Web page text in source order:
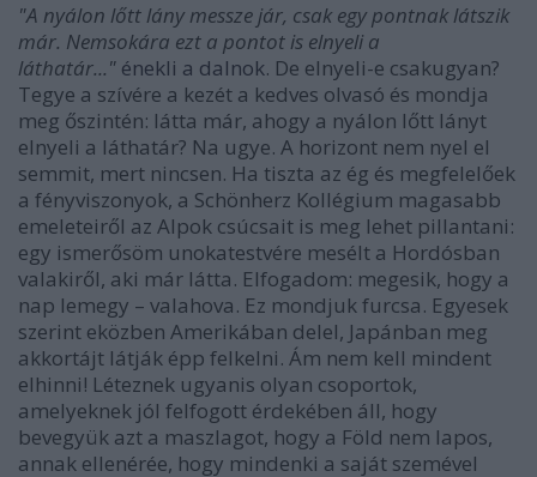
"A nyálon lőtt lány messze jár, csak egy pontnak látszik
már. Nemsokára ezt a pontot is elnyeli a
láthatár..." énekli a dalnok. De elnyeli-e csakugyan?
Tegye a szívére a kezét a kedves olvasó és mondja
meg őszintén: látta már, ahogy a nyálon lőtt lányt
elnyeli a láthatár? Na ugye. A horizont nem nyel el
semmit, mert nincsen. Ha tiszta az ég és megfelelőek
a fényviszonyok, a Schönherz Kollégium magasabb
emeleteiről az Alpok csúcsait is meg lehet pillantani:
egy ismerősöm unokatestvére mesélt a Hordósban
valakiről, aki már látta. Elfogadom: megesik, hogy a
nap lemegy – valahova. Ez mondjuk furcsa. Egyesek
szerint eközben Amerikában delel, Japánban meg
akkortájt látják épp felkelni. Ám nem kell mindent
elhinni! Léteznek ugyanis olyan csoportok,
amelyeknek jól felfogott érdekében áll, hogy
bevegyük azt a maszlagot, hogy a Föld nem lapos,
annak ellenérée, hogy mindenki a saját szemével